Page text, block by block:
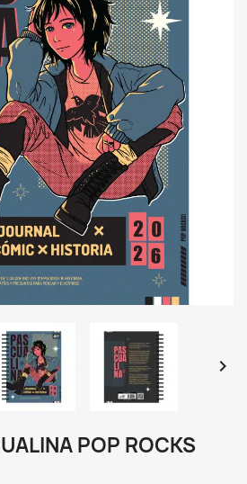

POP ROCKS